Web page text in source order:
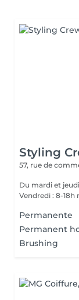
Styling
57, rue de
Du mardi et jeudi 9-12h30 et de 14-18h Mercredi 9-12 et de 14-18h
Vendredi : 8-18h
Permanente
Permanent
Brushing